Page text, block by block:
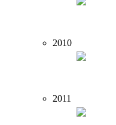
2010
2011